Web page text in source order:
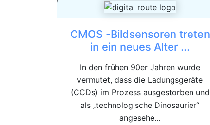
CMOS -Bildsensoren treten
in ein neues Alter ...
In den frühen 90er Jahren wurde
vermutet, dass die Ladungsgeräte
(CCDs) im Prozess ausgestorben und
als „technologische Dinosaurier“
angesehe...